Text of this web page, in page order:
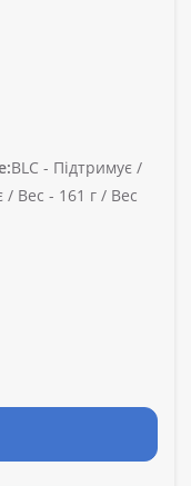
BLC - Підтримує /
/ Вес - 161 г / Вес